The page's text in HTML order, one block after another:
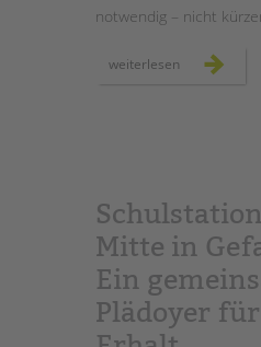
notwendig – nicht
weiterlesen kundgebung
Mitte in
Ein
Plädoyer